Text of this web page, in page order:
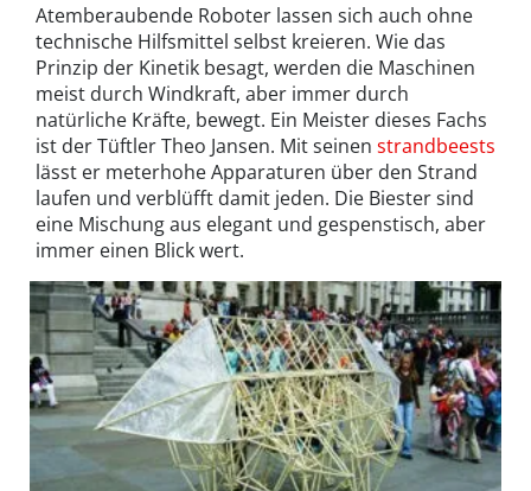
Atemberaubende Roboter lassen sich auch ohne
technische Hilfsmittel selbst kreieren. Wie das
Prinzip der Kinetik besagt, werden die Maschinen
meist durch Windkraft, aber immer durch
natürliche Kräfte, bewegt. Ein Meister dieses Fachs
ist der Tüftler Theo Jansen. Mit seinen strandbeests
lässt er meterhohe Apparaturen über den Strand
laufen und verblüfft damit jeden. Die Biester sind
eine Mischung aus elegant und gespenstisch, aber
immer einen Blick wert.